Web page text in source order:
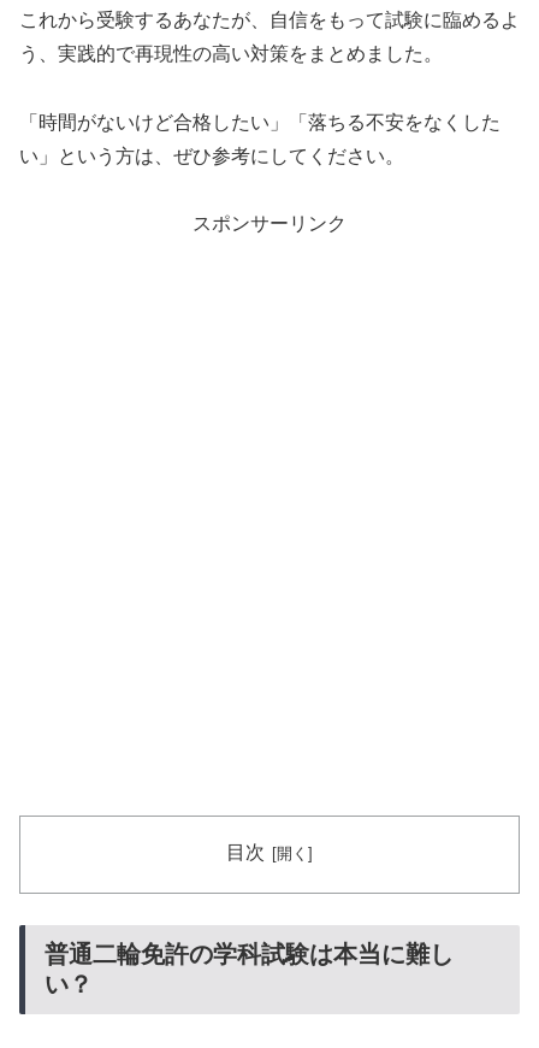
これから受験するあなたが、自信をもって試験に臨めるよ
う、実践的で再現性の高い対策をまとめました。
「時間がないけど合格したい」「落ちる不安をなくした
い」という方は、ぜひ参考にしてください。
スポンサーリンク
目次
普通二輪免許の学科試験は本当に難し
い？